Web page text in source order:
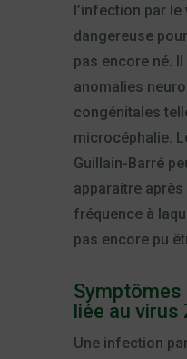
l’infection par
dangereuse
pas encore né.
anomalies
congénitales
microcéphalie.
Guillain-Barré
apparaitre après
fréquence à
pas encore pu
Symptômes
liée au virus
Une infection